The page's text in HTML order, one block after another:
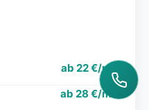
ab 22 €/m²
ab 28 €/m²